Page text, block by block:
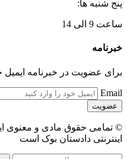
پنج شنبه ها:
ساعت 9 الی 14
خبرنامه
برای عضویت در خبرنامه ایمیل
Email
© تمامی حقوق مادی و معنوی
اینترنتی دادستان بوک است